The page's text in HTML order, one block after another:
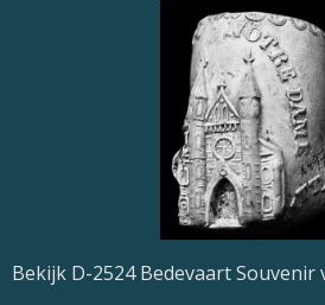
Bekijk D-2524 Bedevaart Souvenir